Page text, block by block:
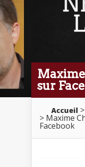
sur
Accueil >
> Maxime
Facebook